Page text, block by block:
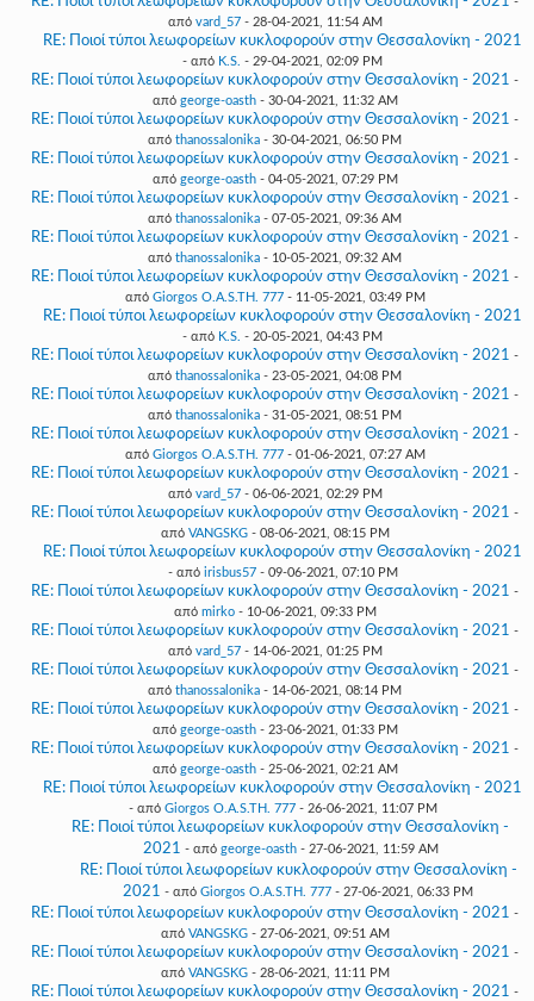
από vard_57- 28-04-2021, 11:54 AM
RE: Ποιοί τύποι λεωφορείων κυκλοφορούν στην Θεσσαλονίκη - 2021
- από K.S. - 29-04-2021, 02:09 PM
RE: Ποιοί τύποι λεωφορείων κυκλοφορούν στην Θεσσαλονίκη - 2021 -
από george-oasth- 30-04-2021, 11:32 AM
RE: Ποιοί τύποι λεωφορείων κυκλοφορούν στην Θεσσαλονίκη - 2021 -
από thanossalonika - 30-04-2021, 06:50 PM
RE: Ποιοί τύποι λεωφορείων κυκλοφορούν στην Θεσσαλονίκη - 2021 -
από george-oasth- 04-05-2021, 07:29 PM
RE: Ποιοί τύποι λεωφορείων κυκλοφορούν στην Θεσσαλονίκη - 2021 -
από thanossalonika - 07-05-2021, 09:36 AM
RE: Ποιοί τύποι λεωφορείων κυκλοφορούν στην Θεσσαλονίκη - 2021 -
από thanossalonika - 10-05-2021, 09:32 AM
RE: Ποιοί τύποι λεωφορείων κυκλοφορούν στην Θεσσαλονίκη - 2021 -
από Giorgos O.A.S.TH. 777- 11-05-2021, 03:49 PM
RE: Ποιοί τύποι λεωφορείων κυκλοφορούν στην Θεσσαλονίκη - 2021
- από K.S. - 20-05-2021, 04:43 PM
RE: Ποιοί τύποι λεωφορείων κυκλοφορούν στην Θεσσαλονίκη - 2021 -
από thanossalonika - 23-05-2021, 04:08 PM
RE: Ποιοί τύποι λεωφορείων κυκλοφορούν στην Θεσσαλονίκη - 2021 -
από thanossalonika - 31-05-2021, 08:51 PM
RE: Ποιοί τύποι λεωφορείων κυκλοφορούν στην Θεσσαλονίκη - 2021 -
από Giorgos O.A.S.TH. 777- 01-06-2021, 07:27 AM
RE: Ποιοί τύποι λεωφορείων κυκλοφορούν στην Θεσσαλονίκη - 2021 -
από vard_57- 06-06-2021, 02:29 PM
RE: Ποιοί τύποι λεωφορείων κυκλοφορούν στην Θεσσαλονίκη - 2021 -
από VANGSKG- 08-06-2021, 08:15 PM
RE: Ποιοί τύποι λεωφορείων κυκλοφορούν στην Θεσσαλονίκη - 2021
- από irisbus57- 09-06-2021, 07:10 PM
RE: Ποιοί τύποι λεωφορείων κυκλοφορούν στην Θεσσαλονίκη - 2021 -
από mirko- 10-06-2021, 09:33 PM
RE: Ποιοί τύποι λεωφορείων κυκλοφορούν στην Θεσσαλονίκη - 2021 -
από vard_57- 14-06-2021, 01:25 PM
RE: Ποιοί τύποι λεωφορείων κυκλοφορούν στην Θεσσαλονίκη - 2021 -
από thanossalonika - 14-06-2021, 08:14 PM
RE: Ποιοί τύποι λεωφορείων κυκλοφορούν στην Θεσσαλονίκη - 2021 -
από george-oasth- 23-06-2021, 01:33 PM
RE: Ποιοί τύποι λεωφορείων κυκλοφορούν στην Θεσσαλονίκη - 2021 -
από george-oasth- 25-06-2021, 02:21 AM
RE: Ποιοί τύποι λεωφορείων κυκλοφορούν στην Θεσσαλονίκη - 2021
- από Giorgos O.A.S.TH. 777- 26-06-2021, 11:07 PM
RE: Ποιοί τύποι λεωφορείων κυκλοφορούν στην Θεσσαλονίκη -
2021 - από george-oasth- 27-06-2021, 11:59 AM
RE: Ποιοί τύποι λεωφορείων κυκλοφορούν στην Θεσσαλονίκη -
2021 - από Giorgos O.A.S.TH. 777 - 27-06-2021, 06:33 PM
RE: Ποιοί τύποι λεωφορείων κυκλοφορούν στην Θεσσαλονίκη - 2021 -
από VANGSKG- 27-06-2021, 09:51 AM
RE: Ποιοί τύποι λεωφορείων κυκλοφορούν στην Θεσσαλονίκη - 2021 -
από VANGSKG- 28-06-2021, 11:11 PM
RE: Ποιοί τύποι λεωφορείων κυκλοφορούν στην Θεσσαλονίκη - 2021 -